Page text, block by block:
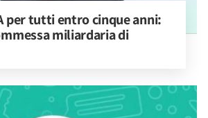
per tutti entro cinque anni:
miliardaria di